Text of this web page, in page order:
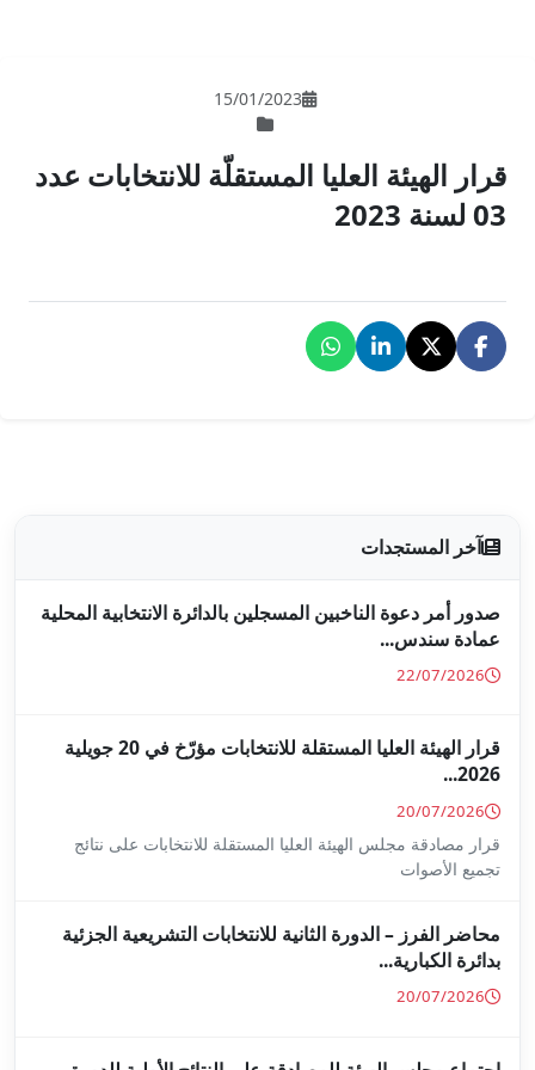
للانتخابات عدد
بالدائرة الانتخابية المحلية
قرار الهيئة العليا المستقلة للانتخابات مؤرّخ في 20 جويلية
المستقلة للانتخابات على نتائج
للانتخابات التشريعية الجزئية